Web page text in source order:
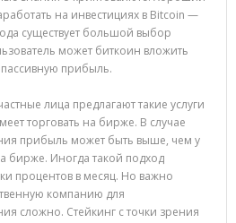
на инвестициях в Bitcoin —
существует большой выбор
может биткоин вложить
прибыль.
лица предлагают такие услуги
торговать на бирже. В случае
прибыль может быть выше, чем у
бирже. Иногда такой подход
процентов в месяц. Но важно
компанию для
сложно. Стейкинг с точки зрения